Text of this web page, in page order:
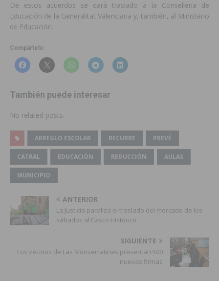
De estos acuerdos se dará traslado a la Conselleria de
Educación de la Generalitat Valenciana y, también, al Ministerio
de Educación.
Compártelo:
También puede interesar
No related posts.
ARREGLO ESCOLAR RECURRE PREVÉ
CATRAL EDUCACIÓN REDUCCIÓN AULAS
MUNICIPIO
ANTERIOR
La Justicia paraliza el traslado del mercado de los
sábados al Casco Histórico
SIGUIENTE
Los vecinos de Las Monserratinas presentan 500
nuevas firmas